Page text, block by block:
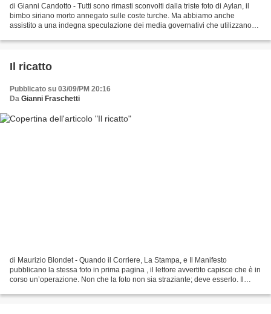
di Gianni Candotto - Tutti sono rimasti sconvolti dalla triste foto di Aylan, il
bimbo siriano morto annegato sulle coste turche. Ma abbiamo anche
assistito a una indegna speculazione dei media governativi che utilizzano
Il ricatto
Pubblicato su 03/09/PM 20:16
Da Gianni Fraschetti
di Maurizio Blondet - Quando il Corriere, La Stampa, e Il Manifesto
pubblicano la stessa foto in prima pagina , il lettore avvertito capisce che è in
corso un’operazione. Non che la foto non sia straziante; deve esserlo. Il